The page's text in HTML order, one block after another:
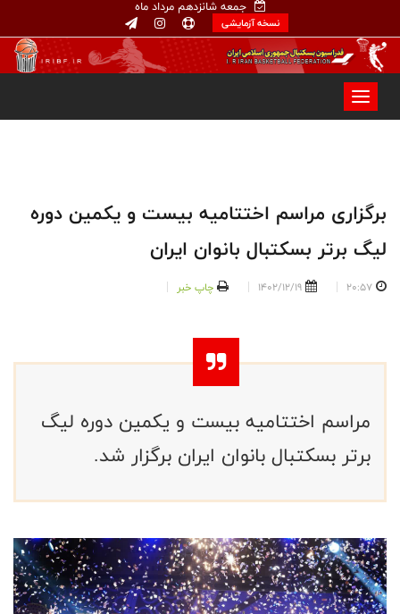
جمعه شانزدهم مرداد ماه
نسخه آزمایشی
برگزاری مراسم اختتامیه بیست و یکمین دوره
لیگ برتر بسکتبال بانوان ایران
20:57
1402/12/19 چاپ خبر
مراسم اختتامیه بیست و یکمین دوره لیگ
برتر بسکتبال بانوان ایران برگزار شد.